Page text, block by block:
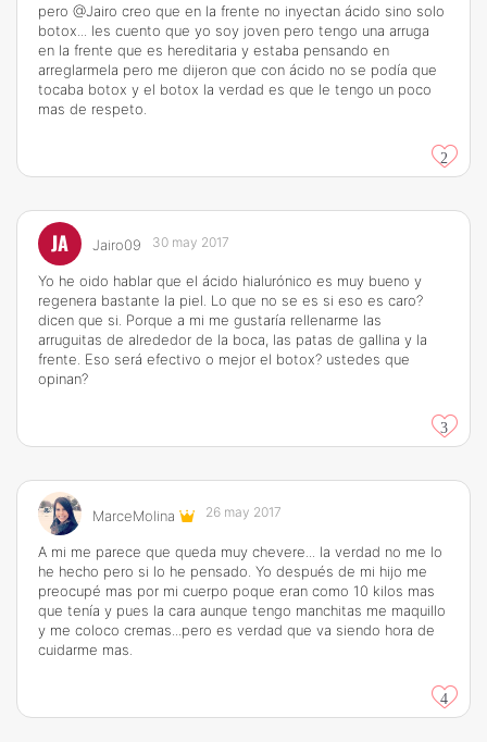
pero @Jairo creo que en la frente no inyectan ácido sino solo
botox... les cuento que yo soy joven pero tengo una arruga
en la frente que es hereditaria y estaba pensando en
arreglarmela pero me dijeron que con ácido no se podía que
tocaba botox y el botox la verdad es que le tengo un poco
mas de respeto.
2
JA Jairo09 30 may 2017
Yo he oido hablar que el ácido hialurónico es muy bueno y
regenera bastante la piel. Lo que no se es si eso es caro?
dicen que si. Porque a mi me gustaría rellenarme las
arruguitas de alrededor de la boca, las patas de gallina y la
frente. Eso será efectivo o mejor el botox? ustedes que
opinan?
3
MarceMolina 26 may 2017
A mi me parece que queda muy chevere... la verdad no me lo
he hecho pero si lo he pensado. Yo después de mi hijo me
preocupé mas por mi cuerpo poque eran como 10 kilos mas
que tenía y pues la cara aunque tengo manchitas me maquillo
y me coloco cremas...pero es verdad que va siendo hora de
cuidarme mas.
4